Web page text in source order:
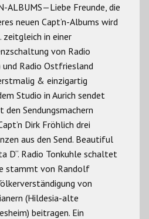
ALBUMS—Liebe Freunde, die
neuen Capt’n-Albums wird
zeitgleich in einer
von Radio
und Radio Ostfriesland
& einzigartig
Studio in Aurich sendet
Sendungsmachern
Dirk Fröhlich drei
aus den Send. Beautiful
D“. Radio Tonkuhle schaltet
stammt von Randolf
von
(Hildesia-alte
beitragen. Ein